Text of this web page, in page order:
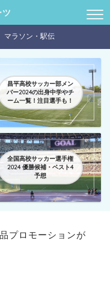
マラソン・駅伝
昌平高校サッカー部メン
バー2024の出身中学やチ
ーム一覧！注目選手も！
全国高校サッカー選手権
2024 優勝候補・ベスト4
予想
プロモーションが